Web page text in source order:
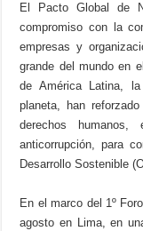
El Pacto Global de
compromiso con la
empresas y
grande del mundo en
de América Latina,
planeta, han
derechos humanos,
anticorrupción, para
Desarrollo Sostenible
En el marco del 1º
agosto en Lima, en